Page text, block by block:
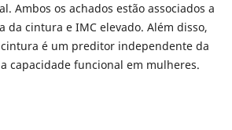
Ambos os achados estão associados a
da cintura e IMC elevado. Além disso,
é um preditor independente da
capacidade funcional em mulheres.